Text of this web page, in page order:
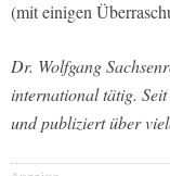
(mit einigen
Dr. Wolfgang
international tätig.
und publiziertüber